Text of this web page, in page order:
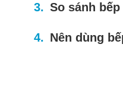
So sánh
Nên dùng